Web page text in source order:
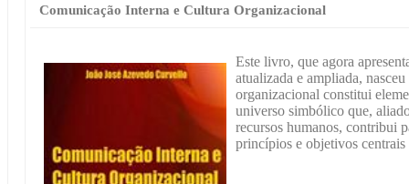
Comunicação Interna e Cultura Organizacional
Este livro, que agora
atualizada e ampliada,
organizacional constitui
universo simbólico que,
recursos humanos, contribui
princípios e objetivos centrais